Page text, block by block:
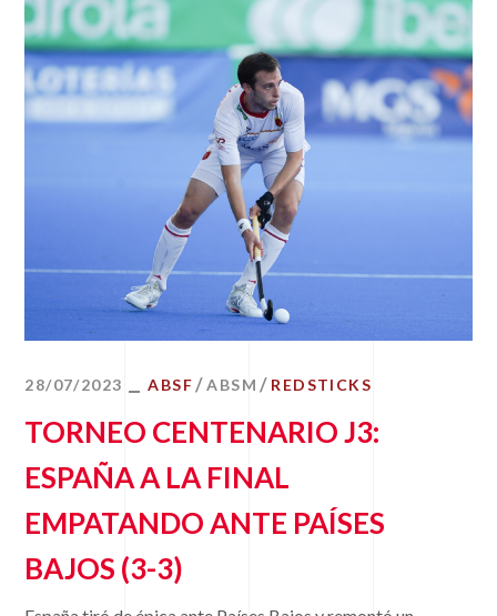
28/07/2023 ABSF ABSM REDSTICKS
TORNEO CENTENARIO J3:
ESPAÑA A LA FINAL
EMPATANDO ANTE PAÍSES
BAJOS (3-3)